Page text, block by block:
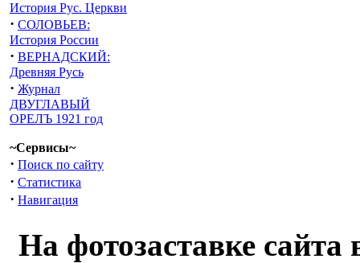
История Рус. Церкви
· СОЛОВЬЕВ:
История России
· ВЕРНАДСКИЙ:
Древняя Русь
· Журнал
ДВУГЛАВЫЙ
ОРЕЛЪ 1921 год
~Сервисы~
· Поиск по сайту
· Статистика
· Навигация
На фотозаставке сайта